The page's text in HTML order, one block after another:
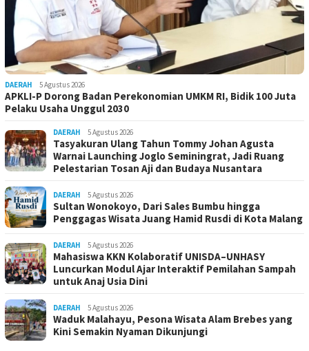
DAERAH 5 Agustus 2026
APKLI-P Dorong Badan Perekonomian UMKM RI, Bidik 100 Juta
Pelaku Usaha Unggul 2030
DAERAH 5 Agustus 2026
Tasyakuran Ulang Tahun Tommy Johan Agusta
Warnai Launching Joglo Seminingrat, Jadi Ruang
Pelestarian Tosan Aji dan Budaya Nusantara
DAERAH 5 Agustus 2026
Sultan Wonokoyo, Dari Sales Bumbu hingga
Penggagas Wisata Juang Hamid Rusdi di Kota Malang
DAERAH 5 Agustus 2026
Mahasiswa KKN Kolaboratif UNISDA–UNHASY
Luncurkan Modul Ajar Interaktif Pemilahan Sampah
untuk Anaj Usia Dini
DAERAH 5 Agustus 2026
Waduk Malahayu, Pesona Wisata Alam Brebes yang
Kini Semakin Nyaman Dikunjungi